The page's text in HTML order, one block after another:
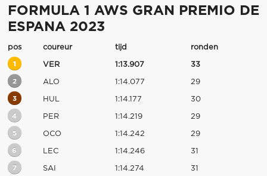
FORMULA 1 AWS GRAN PREMIO DE
ESPANA 2023
pos coureur tijd ronden
1 VER 1:13.907 33
2 ALO 1:14.077 29
3 HUL 1:14.177 30
4 PER 1:14.219 29
5 OCO 1:14.242 29
6 LEC 1:14.246 31
7 SAI 1:14.274 31